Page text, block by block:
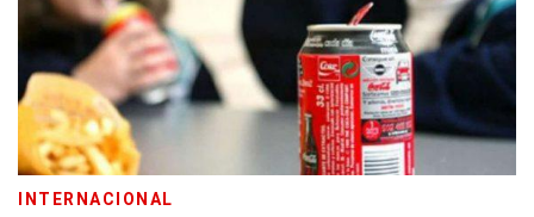
INTERNACIONAL